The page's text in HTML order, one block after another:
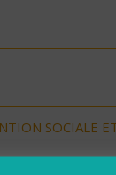
SOCIALE